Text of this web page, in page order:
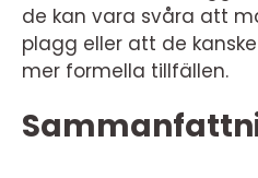
de kan vara svåra att
plagg eller att de
mer formella tillfällen.